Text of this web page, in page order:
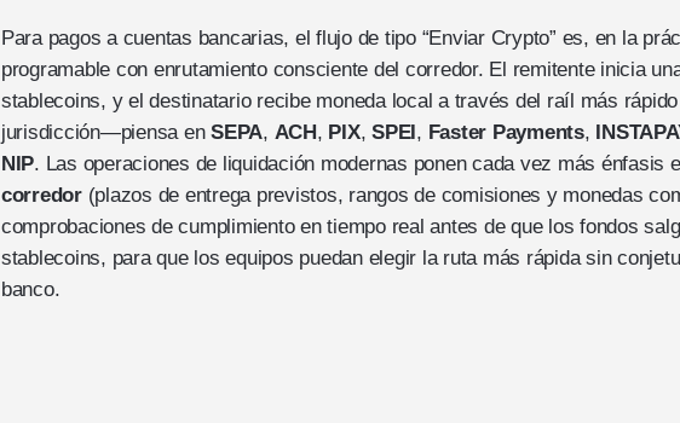
Para pagos a cuentas bancarias, el flujo de tipo “Enviar Crypto” es, en la
programable con enrutamiento consciente del corredor. El remitente inicia
stablecoins, y el destinatario recibe moneda local a través del raíl más
jurisdicción—piensa enSEPA, ACH, PIX,SPEI, Faster Payments,
NIP. Las operaciones de liquidación modernas ponen cada vez más énfasis
corredor(plazos de entrega previstos, rangos de comisiones y monedas
comprobaciones de cumplimiento en tiempo real antes de que los fondos
stablecoins, para que los equipos puedan elegir la ruta más rápida sin
banco.